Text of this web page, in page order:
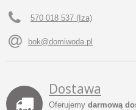
570 018 537 (Iza)
bok@domiwoda.pl
Dostawa
Oferujemy darmową